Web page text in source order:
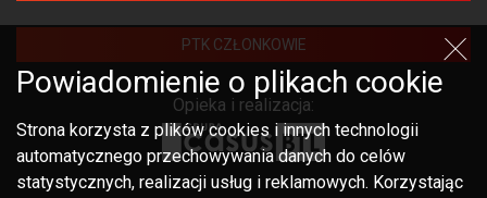
PTK CZŁONKOWIE
Opieka i realizacja:
Powiadomienie o plikach cookie
Strona korzysta z plików cookies i innych technologii
automatycznego przechowywania danych do celów
statystycznych, realizacji usług i reklamowych. Korzystając